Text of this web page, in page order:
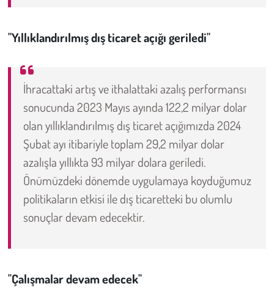
"Yıllıklandırılmış dış ticaret açığı geriledi"
İhracattaki artış ve ithalattaki azalış performansı
sonucunda 2023 Mayıs ayında 122,2 milyar dolar
olan yıllıklandırılmış dış ticaret açığımızda 2024
Şubat ayı itibariyle toplam 29,2 milyar dolar
azalışla yıllıkta 93 milyar dolara geriledi.
Önümüzdeki dönemde uygulamaya koyduğumuz
politikaların etkisi ile dış ticaretteki bu olumlu
sonuçlar devam edecektir.
"Çalışmalar devam edecek"